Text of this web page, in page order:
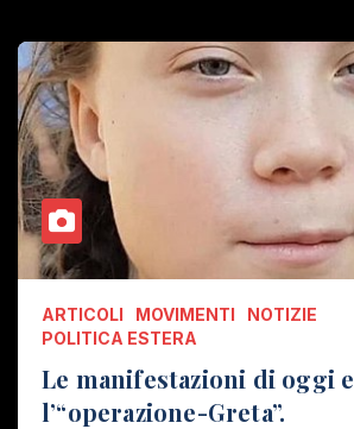
ARTICOLI MOVIMENTI
NOTIZIE
POLITICA ESTERA
Le manifestazioni di oggi e
l’“operazione-Greta”.